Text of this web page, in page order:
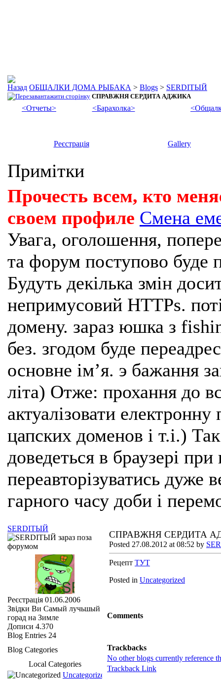
ОБЩАЛКИ ДОМА РЫБАКА > Blogs > SERDIТЫЙ
СПРАВЖНЯ СЕРДИТА АДЖИКА
<Отчеты> <Барахолка>
Реєстрація Gallery
Примітки
Прочесть всем, кто
своем профиле Смена
Увага, оголошення,
та форум поступово буде
Будуть декілька змін
непримусовий HTTPs.
домену. зараз юшка з
без. згодом буде
основне імʼя. э бажання
літа) Отже: прохання до
актуалізовати
цапских доменов і т.і.)
доведеться в браузері
переавторізуватись
гарного часу доби і
СПРАВЖНЯ СЕРДИТА
Posted 27.08.2012 at 08:52 by
Рецепт ТУТ
Posted in Uncategorized
Comments
Trackbacks
No other blogs currently reference
Trackback Link
SERDIТЫЙ
Реєстрація 01.06.2006
Звідки Ви Самый лучьшый
горад на Зимле
Дописи 4.370
Blog Entries 24
Blog Categories
Local Categories
Uncategorized